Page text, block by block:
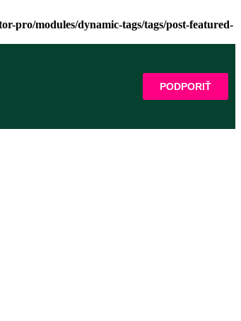
pro/modules/dynamic-tags/tags/post-featured-
PODPORIŤ